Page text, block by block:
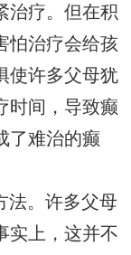
治疗。但在积
怕治疗会给孩
使许多父母犹
时间，导致癫
了难治的癫
法。许多父母
实上，这并不